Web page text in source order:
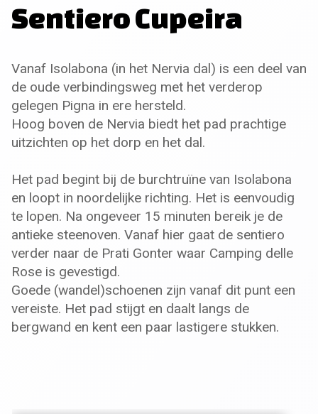
Sentiero Cupeira
Vanaf Isolabona (in het Nervia dal) is een deel van
de oude verbindingsweg met het verderop
gelegen Pigna in ere hersteld.
Hoog boven de Nervia biedt het pad prachtige
uitzichten op het dorp en het dal.
Het pad begint bij de burchtruïne van Isolabona
en loopt in noordelijke richting. Het is eenvoudig
te lopen. Na ongeveer 15 minuten bereik je de
antieke steenoven. Vanaf hier gaat de sentiero
verder naar de Prati Gonter waar Camping delle
Rose is gevestigd.
Goede (wandel)schoenen zijn vanaf dit punt een
vereiste. Het pad stijgt en daalt langs de
bergwand en kent een paar lastigere stukken.